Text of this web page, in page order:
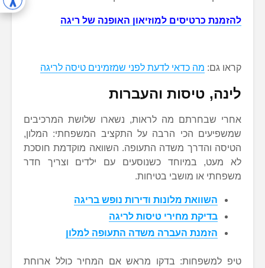
להזמנת כרטיסים למוזיאון האופנה של ריגה
קראו גם: מה כדאי לדעת לפני שמזמינים טיסה לריגה
לינה, טיסות והעברות
אחרי שבחרתם מה לראות, נשארו שלושת המרכיבים
שמשפיעים הכי הרבה על התקציב המשפחתי: המלון,
הטיסה והדרך משדה התעופה. השוואה מוקדמת חוסכת
לא מעט, במיוחד כשנוסעים עם ילדים וצריך חדר
משפחתי או מושבי בטיחות.
השוואת מלונות ודירות נופש בריגה
בדיקת מחירי טיסות לריגה
הזמנת העברה משדה התעופה למלון
טיפ למשפחות: בדקו מראש אם המחיר כולל ארוחת